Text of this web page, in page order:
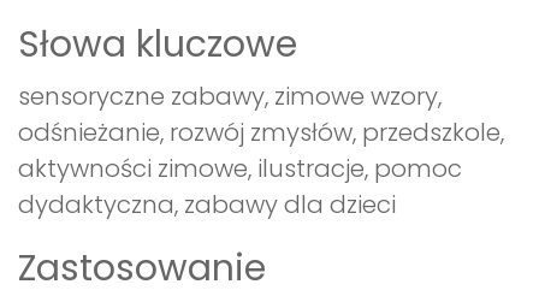
Słowa kluczowe
sensoryczne zabawy, zimowe wzory,
odśnieżanie, rozwój zmysłów, przedszkole,
aktywności zimowe, ilustracje, pomoc
dydaktyczna, zabawy dla dzieci
Zastosowanie